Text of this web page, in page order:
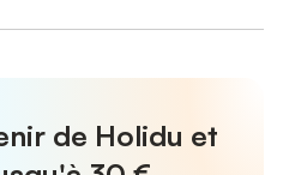
de Holidu et